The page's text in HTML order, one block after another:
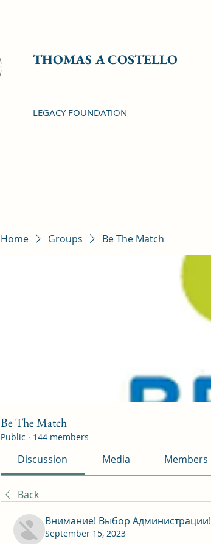
THOMAS A COSTELLO
LEGACY FOUNDATION
Home Groups Be The Match
Be The Match
Public · 144 members
Discussion Media Members
Back
Внимание! Выбор Администрации!
September 15, 2023